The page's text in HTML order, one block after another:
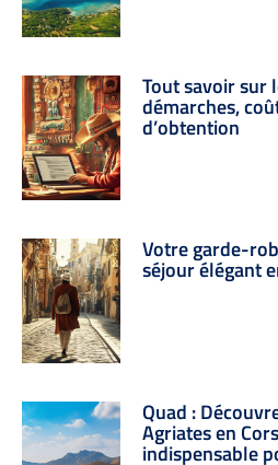
Tout savoir sur
démarches,
d’obtention
Votre garde-
séjour élégant
Quad :
Agriates en
indispensable